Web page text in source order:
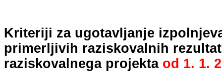
Kriteriji za ugotavljanje
primerljivih raziskovalnih
raziskovalnega projekta od 1. 1.